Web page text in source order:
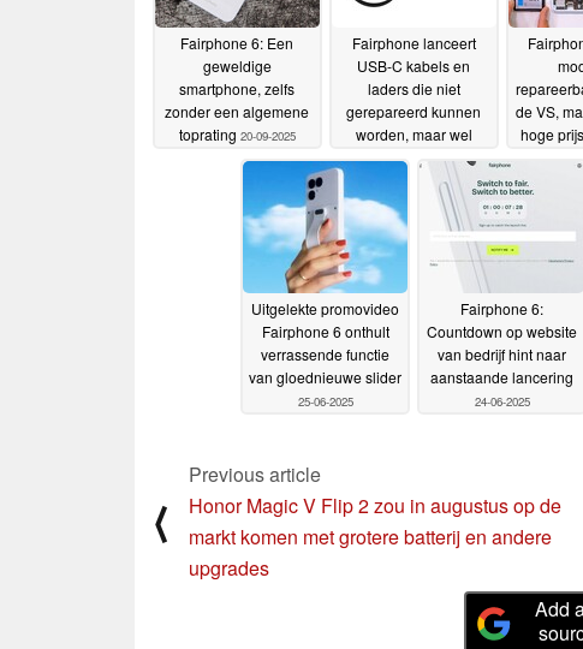
Fairphone 6: Een
geweldige
smartphone, zelfs
zonder een algemene
toprating 20-09-2025
Fairphone lanceert
USB-C kabels en
laders die niet
gerepareerd kunnen
worden, maar wel
afvalneutraal zijn12-08-
de VS,
hoge
Uitgelekte promovideo
Fairphone 6 onthult
verrassende functie
van gloednieuwe slider
25-06-2025
Fairphone 6:
Countdown op website
van bedrijf hint naar
aanstaande lancering
24-06-2025
⟨
Previous article
Honor Magic V Flip 2 zou in augustus op de
markt komen met grotere batterij en andere
upgrades
Add